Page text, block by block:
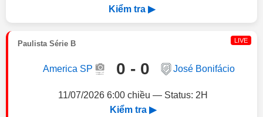
Kiểm tra ▶
Paulista Série B LIVE
America SP 0 - 0 José Bonifácio
11/07/2026 6:00 chiều — Status: 2H
Kiểm tra ▶